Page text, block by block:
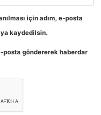
için adım, e-posta
kaydedilsin.
posta göndererek haberdar